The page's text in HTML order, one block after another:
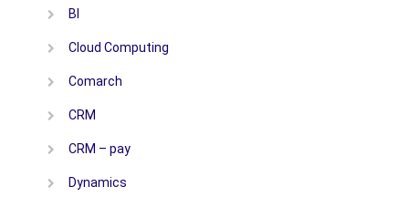
BI
Cloud Computing
Comarch
CRM
CRM – pay
Dynamics